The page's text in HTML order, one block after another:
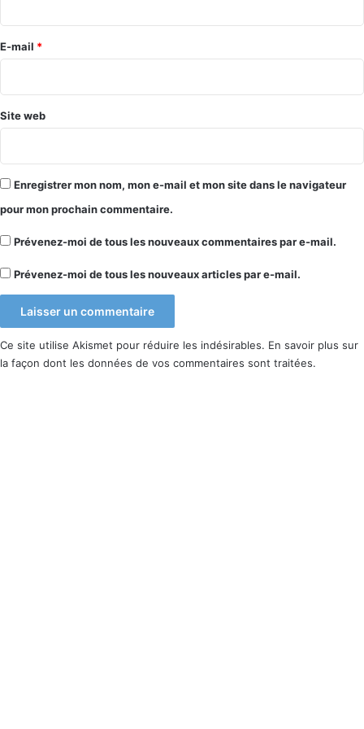
r
e
E-mail *
Site web
Enregistrer mon nom, mon e-mail et mon site dans le navigateur
pour mon prochain commentaire.
Prévenez-moi de tous les nouveaux commentaires par e-mail.
Prévenez-moi de tous les nouveaux articles par e-mail.
Ce site utilise Akismet pour réduire les indésirables. En savoir plus sur
la façon dont les données de vos commentaires sont traitées.